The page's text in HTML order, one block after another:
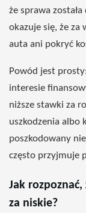
że sprawa
okazuje się, że za
auta ani pokryć
Powód jest
interesie
niższe stawki za
uszkodzenia albo
poszkodowany
często przyjmuje
Jak
za niskie?